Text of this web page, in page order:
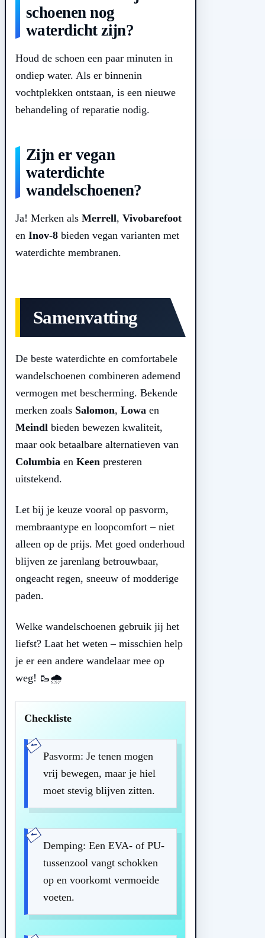
schoenen nog
waterdicht zijn?
Houd de schoen een paar minuten in
ondiep water. Als er binnenin
vochtplekken ontstaan, is een nieuwe
behandeling of reparatie nodig.
Zijn er vegan
waterdichte
wandelschoenen?
Ja! Merken als Merrell, Vivobarefoot
en Inov-8 bieden vegan varianten met
waterdichte membranen.
Samenvatting
De beste waterdichte en comfortabele
wandelschoenen combineren ademend
vermogen met bescherming. Bekende
merken zoals Salomon, Lowa en
Meindl bieden bewezen kwaliteit,
maar ook betaalbare alternatieven van
Columbia en Keen presteren
uitstekend.
Let bij je keuze vooral op pasvorm,
membraantype en loopcomfort – niet
alleen op de prijs. Met goed onderhoud
blijven ze jarenlang betrouwbaar,
ongeacht regen, sneeuw of modderige
paden.
Welke wandelschoenen gebruik jij het
liefst? Laat het weten – misschien help
je er een andere wandelaar mee op
weg! 🥾🌧️
Checkliste
Pasvorm: Je tenen mogen
vrij bewegen, maar je hiel
moet stevig blijven zitten.
Demping: Een EVA- of PU-
tussenzool vangt schokken
op en voorkomt vermoeide
voeten.